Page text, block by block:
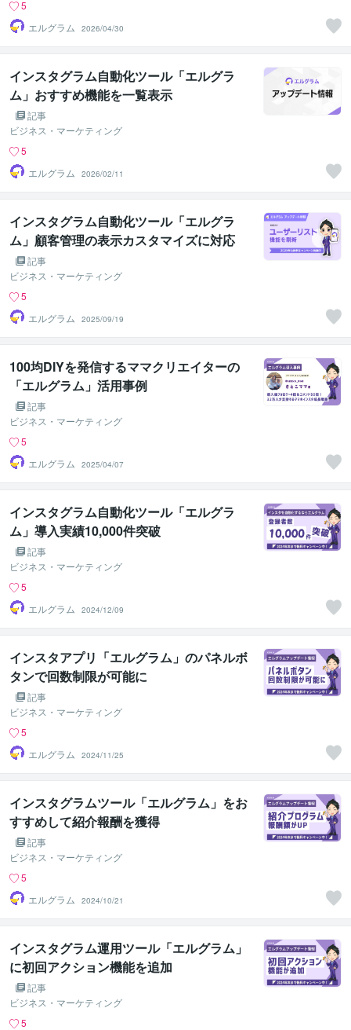
5
エルグラム
2026/04/30
インスタグラム自動化ツール「エルグラ
ム」おすすめ機能を一覧表示
記事
ビジネス・マーケティング
5
エルグラム
2026/02/11
インスタグラム自動化ツール「エルグラ
ム」顧客管理の表示カスタマイズに対応
記事
ビジネス・マーケティング
5
エルグラム
2025/09/19
100均DIYを発信するママクリエイターの
「エルグラム」活用事例
記事
ビジネス・マーケティング
5
エルグラム
2025/04/07
インスタグラム自動化ツール「エルグラ
ム」導入実績10,000件突破
記事
ビジネス・マーケティング
5
エルグラム
2024/12/09
インスタアプリ「エルグラム」のパネルボ
タンで回数制限が可能に
記事
ビジネス・マーケティング
5
エルグラム
2024/11/25
インスタグラムツール「エルグラム」をお
すすめして紹介報酬を獲得
記事
ビジネス・マーケティング
5
エルグラム
2024/10/21
インスタグラム運用ツール「エルグラム」
に初回アクション機能を追加
記事
ビジネス・マーケティング
5